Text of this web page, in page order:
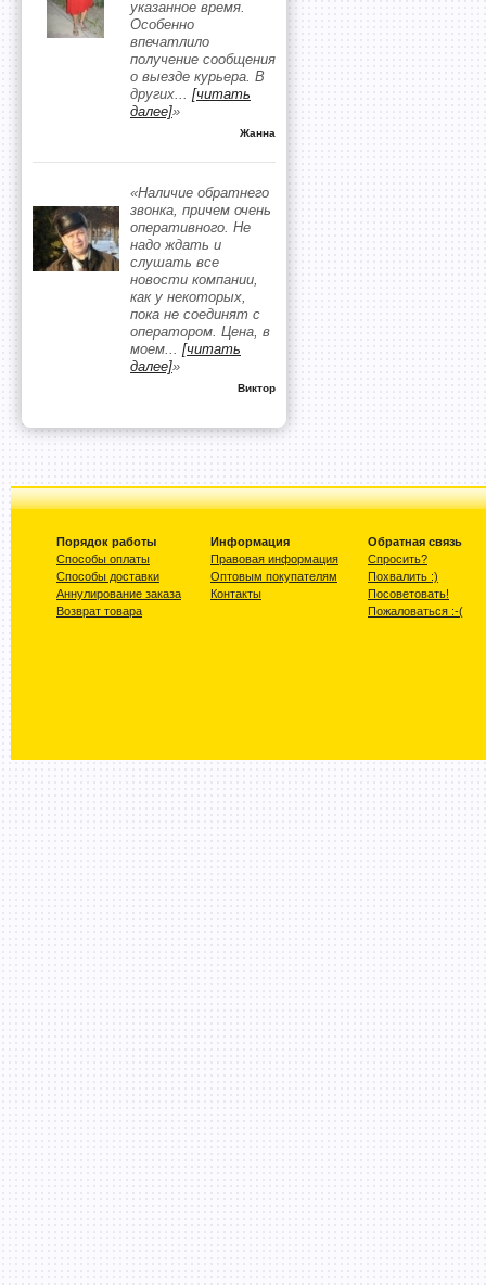
указанное время.
Особенно
впечатлило
получение сообщения
о выезде курьера. В
других... [читать
далее]»
Жанна
«Наличие обратнего
звонка, причем очень
оперативного. Не
надо ждать и
слушать все
новости компании,
как у некоторых,
пока не соединят с
оператором. Цена, в
моем... [читать
далее]»
Виктор
Порядок работы
Способы оплаты
Способы доставки
Аннулирование заказа
Возврат товара
Информация
Правовая информация
Оптовым покупателям
Контакты
Обратная связь
Спросить?
Похвалить :)
Посоветовать!
Пожаловаться :-(